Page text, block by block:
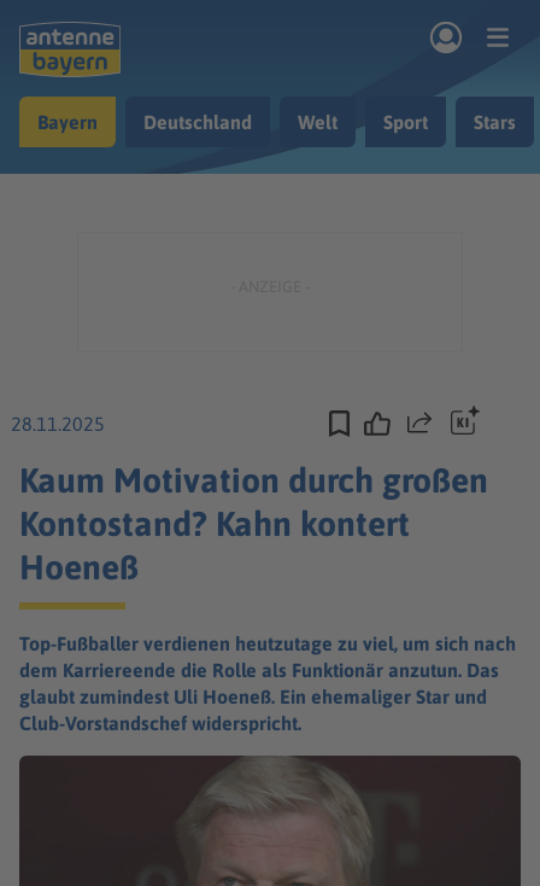
Musik & Radio
Bayern Deutschland Welt Sport Stars
28.11.2025 Teilen
Kaum Motivation durch großen
Kontostand? Kahn kontert
Hoeneß
Top-Fußballer verdienen heutzutage zu viel, um sich nach
dem Karriereende die Rolle als Funktionär anzutun. Das
glaubt zumindest Uli Hoeneß. Ein ehemaliger Star und
Club-Vorstandschef widerspricht.